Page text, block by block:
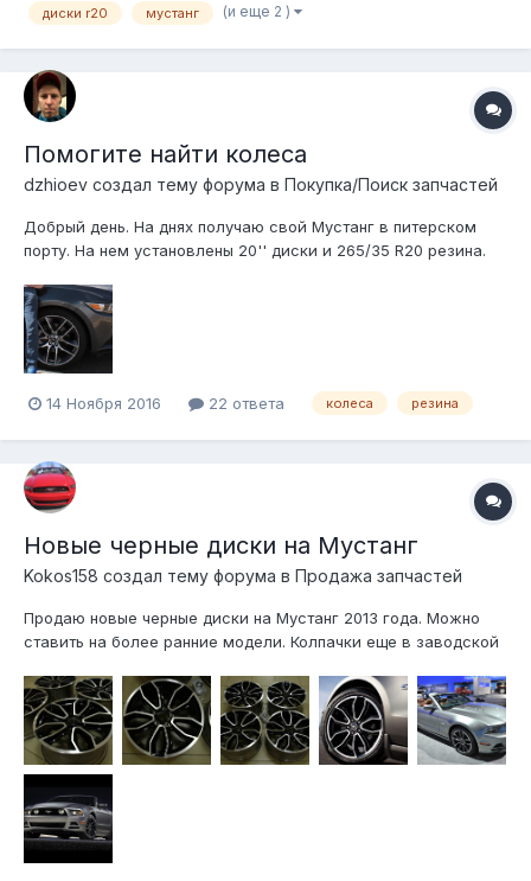
диски r20 мустанг (и еще 2 )
Помогите найти колеса
dzhioev создал тему форума в Покупка/Поиск запчастей
Добрый день. На днях получаю свой Мустанг в питерском
порту. На нем установлены 20'' диски и 265/35 R20 резина.
зимнюю резину. Сразу скажу, что достаточно плохо
разбираюсь в этом вопросе, поэтому ниже изложу то, что
мне дало гугление и чтен...
14 Ноября 2016 22 ответа колеса резина
Новые черные диски на Мустанг
Kokos158 создал тему форума в Продажа запчастей
Продаю новые черные диски на Мустанг 2013 года. Можно
ставить на более ранние модели. Колпачки еще в заводской
Юрий 89255108420